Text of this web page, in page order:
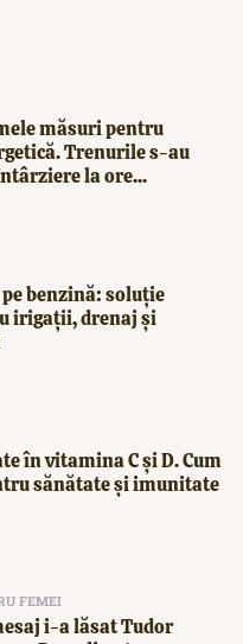
măsuri pentru
Trenurile s-au
la ore...
benzină: soluție
irigații, drenaj și
în vitamina C și D. Cum
sănătate și imunitate
FEMEI
i-a lăsat Tudor